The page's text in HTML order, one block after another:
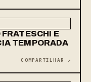
FRATESCHI E
TEMPORADA
COMPARTILHAR ↗